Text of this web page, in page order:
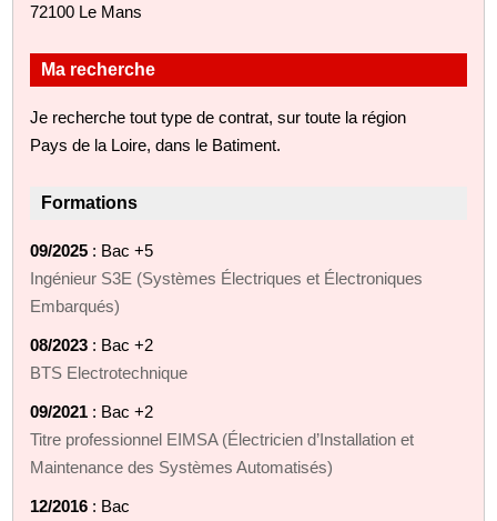
72100 Le Mans
Ma recherche
Je recherche tout type de contrat, sur toute la région
Pays de la Loire, dans le Batiment.
Formations
09/2025 : Bac +5
Ingénieur S3E (Systèmes Électriques et Électroniques
Embarqués)
08/2023 : Bac +2
BTS Electrotechnique
09/2021 : Bac +2
Titre professionnel EIMSA (Électricien d’Installation et
Maintenance des Systèmes Automatisés)
12/2016 : Bac